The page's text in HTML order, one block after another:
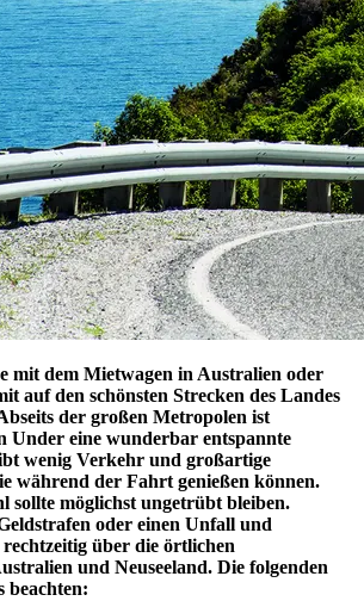
mit dem Mietwagen in Australien oder
auf den schönsten Strecken des Landes
der großen Metropolen ist
Under eine wunderbar entspannte
wenig Verkehr und großartige
während der Fahrt genießen können.
sollte möglichst ungetrübt bleiben.
oder einen Unfall und
über die örtlichen
und Neuseeland. Die folgenden
beachten: